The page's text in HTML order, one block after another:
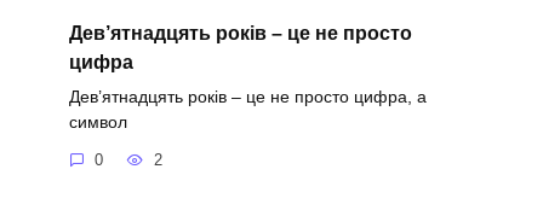
Дев’ятнадцять років – це не просто
цифра
Дев’ятнадцять років – це не просто цифра, а
символ
0 2